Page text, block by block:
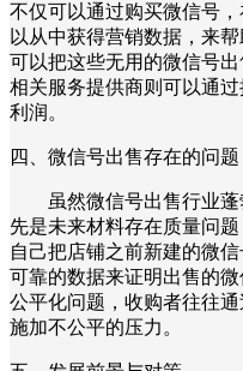
不仅可以通过购买微信号
以从中获得营销数据，来
可以把这些无用的微信号
相关服务提供商则可以通
利润。
四、微信号出售存在的问题
虽然微信号出售行业蓬
先是未来材料存在质量问
自己把店铺之前新建的微
可靠的数据来证明出售的
公平化问题，收购者往往
施加不公平的压力。